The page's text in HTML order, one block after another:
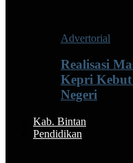
Advertorial
Realisasi
Kepri
Negeri
Kab. Bintan
Pendidikan